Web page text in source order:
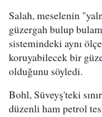
Salah, meselenin
güzergah bulup
sistemindeki aynı
koruyabilecek bir
olduğunu söyledi.
Bohl, Süveyş'teki
düzenli ham petrol